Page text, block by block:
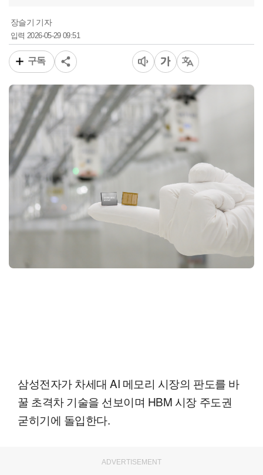
장슬기 기자
입력 2026-05-29 09:51
구독
삼성전자가 차세대 AI 메모리 시장의 판도를 바
꿀 초격차 기술을 선보이며 HBM 시장 주도권
굳히기에 돌입한다.
ADVERTISEMENT